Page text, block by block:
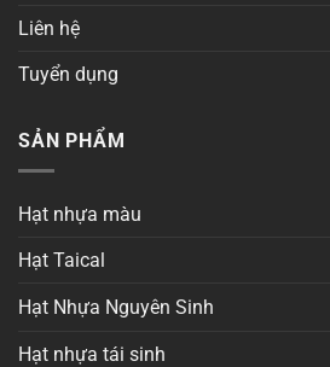
Liên hệ
Tuyển dụng
SẢN PHẨM
Hạt nhựa màu
Hạt Taical
Hạt Nhựa Nguyên Sinh
Hạt nhựa tái sinh